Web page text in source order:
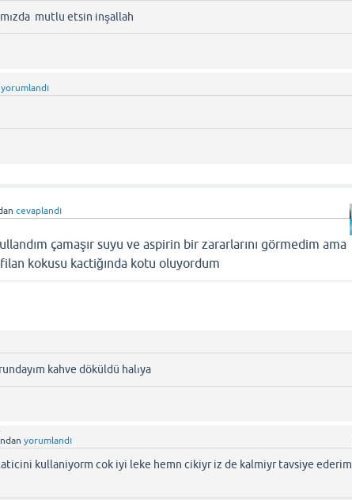
mutlu etsin inşallah
yorumlandı
cevaplandı
çamaşır suyu ve aspirin bir zararlarını görmedim ama
kokusu kactiğında kotu oluyordum
kahve döküldü halıya
yorumlandı
kullaniyorm cok iyi leke hemn cikiyr iz de kalmiyr tavsiye ederim